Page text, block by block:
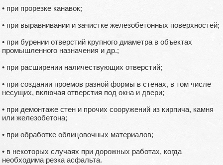
• при прорезке канавок;
• при выравнивании и зачистке железобетонных поверхностей;
• при бурении отверстий крупного диаметра в объектах
промышленного назначения и др.;
• при расширении наличествующих отверстий;
• при создании проемов разной формы в стенах, в том числе
несущих, включая отверстия под окна и двери;
• при демонтаже стен и прочих сооружений из кирпича, камня
или железобетона;
• при обработке облицовочных материалов;
• в некоторых случаях при дорожных работах, когда
необходима резка асфальта.